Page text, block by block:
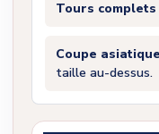
Tours complets
Coupe asiatique
taille au-dessus.